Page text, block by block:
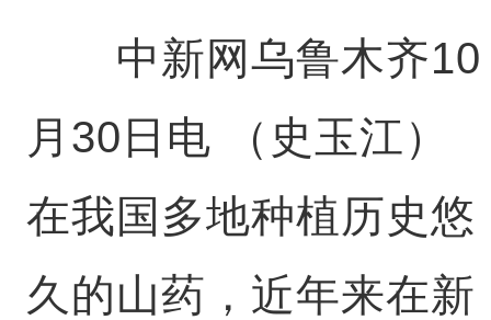
中新网乌鲁木齐10
月30日电 （史玉江）
在我国多地种植历史悠
久的山药，近年来在新